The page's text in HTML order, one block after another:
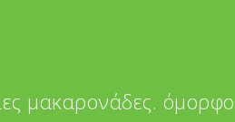
μακαρονάδες. όμορφο